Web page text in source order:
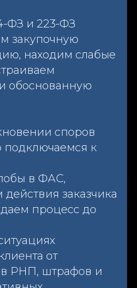
ФЗ и 223-ФЗ
закупочную
находим слабые
обоснованную
споров
подключаемся к
в ФАС,
заказчика
процесс до
от
РНП, штрафов и